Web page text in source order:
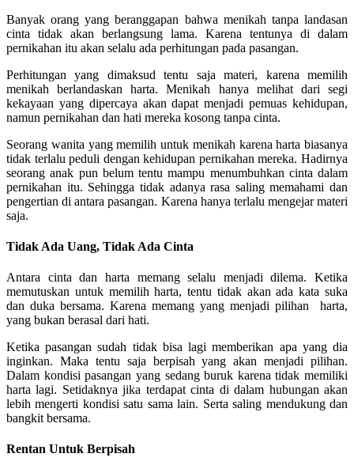
Banyak orang yang beranggapan bahwa menikah tanpa landasan
cinta tidak akan berlangsung lama. Karena tentunya di dalam
pernikahan itu akan selalu ada perhitungan pada pasangan.
Perhitungan yang dimaksud tentu saja materi, karena memilih
menikah berlandaskan harta. Menikah hanya melihat dari segi
kekayaan yang dipercaya akan dapat menjadi pemuas kehidupan,
namun pernikahan dan hati mereka kosong tanpa cinta.
Seorang wanita yang memilih untuk menikah karena harta biasanya
tidak terlalu peduli dengan kehidupan pernikahan mereka. Hadirnya
seorang anak pun belum tentu mampu menumbuhkan cinta dalam
pernikahan itu. Sehingga tidak adanya rasa saling memahami dan
pengertian di antara pasangan. Karena hanya terlalu mengejar materi
saja.
Tidak Ada Uang, Tidak Ada Cinta
Antara cinta dan harta memang selalu menjadi dilema. Ketika
memutuskan untuk memilih harta, tentu tidak akan ada kata suka
dan duka bersama. Karena memang yang menjadi pilihan harta,
yang bukan berasal dari hati.
Ketika pasangan sudah tidak bisa lagi memberikan apa yang dia
inginkan. Maka tentu saja berpisah yang akan menjadi pilihan.
Dalam kondisi pasangan yang sedang buruk karena tidak memiliki
harta lagi. Setidaknya jika terdapat cinta di dalam hubungan akan
lebih mengerti kondisi satu sama lain. Serta saling mendukung dan
bangkit bersama.
Rentan Untuk Berpisah